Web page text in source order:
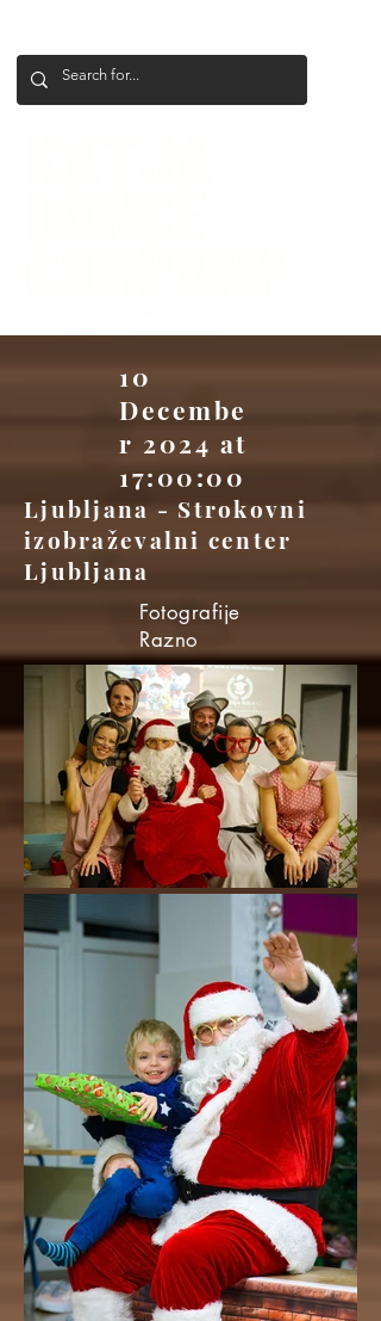
10
Decembe
r 2024 at
17:00:00
Ljubljana - Strokovni
izobraževalni center
Ljubljana
Fotografije
Razno